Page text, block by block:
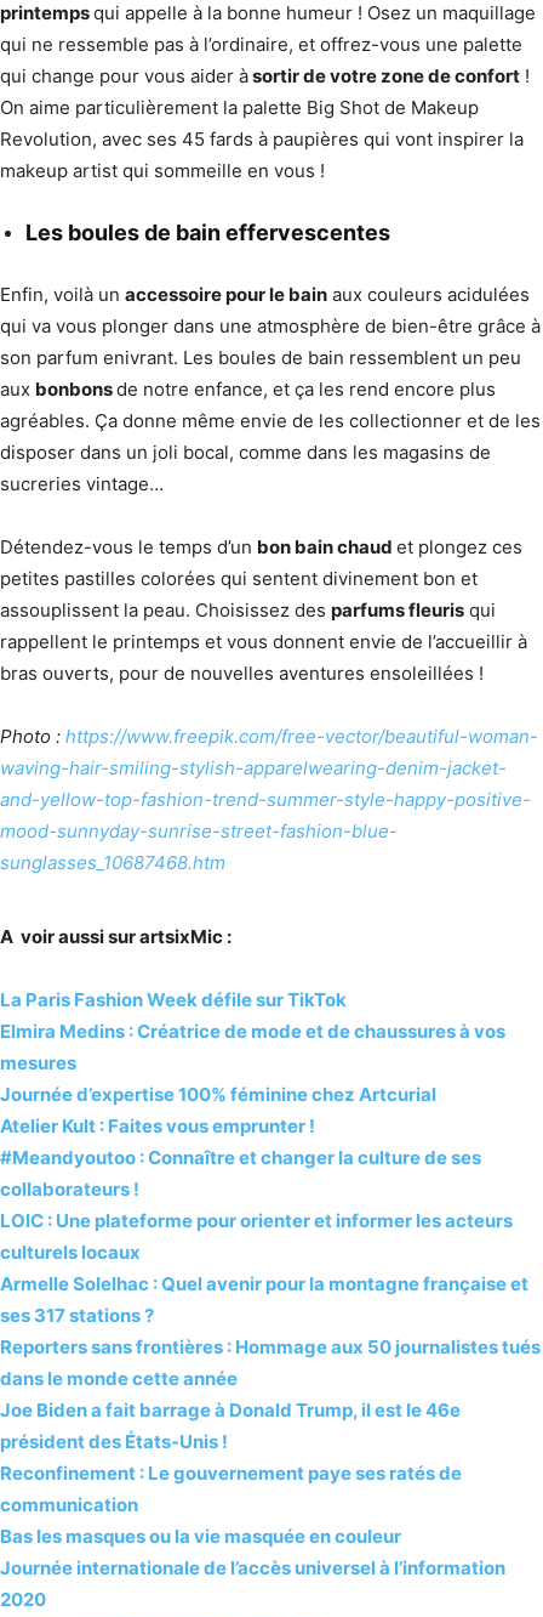
printempsqui appelle à la bonne humeur ! Osez un maquillage
qui ne ressemble pas à l’ordinaire, et offrez-vous une palette
qui change pour vous aider àsortir de votre zone de confort !
On aime particulièrement la palette Big Shot de Makeup
Revolution, avec ses 45 fards à paupières qui vont inspirer la
makeup artist qui sommeille en vous !
Les boules de bain effervescentes
Enfin, voilà un accessoire pour le bain aux couleurs acidulées
qui va vous plonger dans une atmosphère de bien-être grâce à
son parfum enivrant. Les boules de bain ressemblent un peu
aux bonbonsde notre enfance, et ça les rend encore plus
agréables. Ça donne même envie de les collectionner et de les
disposer dans un joli bocal, comme dans les magasins de
sucreries vintage…
Détendez-vous le temps d’un bon bain chaud et plongez ces
petites pastilles colorées qui sentent divinement bon et
assouplissent la peau. Choisissez des parfums fleuris qui
rappellent le printemps et vous donnent envie de l’accueillir à
bras ouverts, pour de nouvelles aventures ensoleillées !
Photo : https://www.freepik.com/free-vector/beautiful-woman-
waving-hair-smiling-stylish-apparelwearing-denim-jacket-
and-yellow-top-fashion-trend-summer-style-happy-positive-
mood-sunnyday-sunrise-street-fashion-blue-
sunglasses_10687468.htm
A voir aussi sur artsixMic :
La Paris Fashion Week défile sur TikTok
Elmira Medins : Créatrice de mode et de chaussures à vos
mesures
Journée d’expertise 100% féminine chez Artcurial
Atelier Kult : Faites vous emprunter !
#Meandyoutoo : Connaître et changer la culture de ses
collaborateurs !
LOIC : Une plateforme pour orienter et informer les acteurs
culturels locaux
Armelle Solelhac : Quel avenir pour la montagne française et
ses 317 stations ?
Reporters sans frontières : Hommage aux 50 journalistes tués
dans le monde cette année
Joe Biden a fait barrage à Donald Trump, il est le 46e
président des États-Unis !
Reconfinement : Le gouvernement paye ses ratés de
communication
Bas les masques ou la vie masquée en couleur
Journée internationale de l’accès universel à l’information
2020